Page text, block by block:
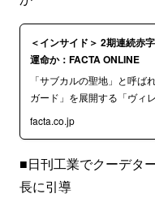
＜インサイド＞ 2期連続赤
運命か：FACTA ONLINE
「サブカルの聖地」と呼ば
ガード」を展開する「ヴィ
facta.co.jp
■日刊工業でクーデタ
長に引導